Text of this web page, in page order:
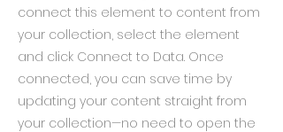
connect this element to content from
your collection, select the element
and click Connect to Data. Once
connected, you can save time by
updating your content straight from
your collection—no need to open the